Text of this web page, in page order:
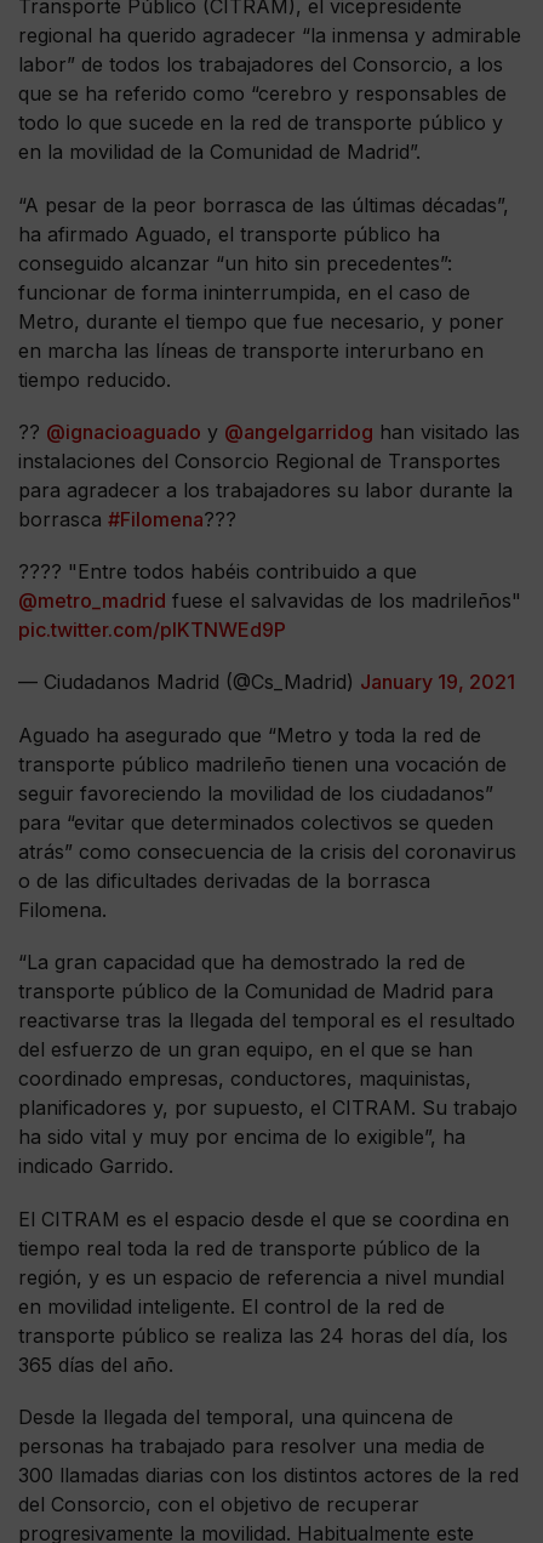
Transporte Público (CITRAM), el vicepresidente
regional ha querido agradecer “la inmensa y admirable
labor” de todos los trabajadores del Consorcio, a los
que se ha referido como “cerebro y responsables de
todo lo que sucede en la red de transporte público y
en la movilidad de la Comunidad de Madrid”.
“A pesar de la peor borrasca de las últimas décadas”,
ha afirmado Aguado, el transporte público ha
conseguido alcanzar “un hito sin precedentes”:
funcionar de forma ininterrumpida, en el caso de
Metro, durante el tiempo que fue necesario, y poner
en marcha las líneas de transporte interurbano en
tiempo reducido.
?? @ignacioaguado y @angelgarridog han visitado las
instalaciones del Consorcio Regional de Transportes
para agradecer a los trabajadores su labor durante la
borrasca #Filomena???
???? "Entre todos habéis contribuido a que
@metro_madrid fuese el salvavidas de los madrileños"
pic.twitter.com/plKTNWEd9P
— Ciudadanos Madrid (@Cs_Madrid) January 19, 2021
Aguado ha asegurado que “Metro y toda la red de
transporte público madrileño tienen una vocación de
seguir favoreciendo la movilidad de los ciudadanos”
para “evitar que determinados colectivos se queden
atrás” como consecuencia de la crisis del coronavirus
o de las dificultades derivadas de la borrasca
Filomena.
“La gran capacidad que ha demostrado la red de
transporte público de la Comunidad de Madrid para
reactivarse tras la llegada del temporal es el resultado
del esfuerzo de un gran equipo, en el que se han
coordinado empresas, conductores, maquinistas,
planificadores y, por supuesto, el CITRAM. Su trabajo
ha sido vital y muy por encima de lo exigible”, ha
indicado Garrido.
El CITRAM es el espacio desde el que se coordina en
tiempo real toda la red de transporte público de la
región, y es un espacio de referencia a nivel mundial
en movilidad inteligente. El control de la red de
transporte público se realiza las 24 horas del día, los
365 días del año.
Desde la llegada del temporal, una quincena de
personas ha trabajado para resolver una media de
300 llamadas diarias con los distintos actores de la red
del Consorcio, con el objetivo de recuperar
progresivamente la movilidad. Habitualmente este